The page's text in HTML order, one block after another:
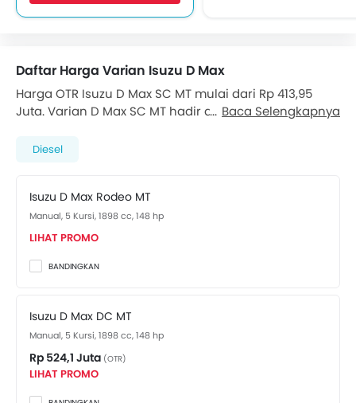
Adjustable Seats
Lapisan berbahan kain
Pengaturan Posisi Stir
Bottle Holder
Kantong Udara Pengemudi
Airbag Penumpang Depan
Pengingat Pemakaian Sabuk Pengaman
Crash Sensor
Pelindung Benturan Samping
Pelindung Benturan Depan
Tanki Bahan Bakar Diletakkan di Tengah
Follow Me Home Headlamps
Vehicle Stability Control
Anti Theft Device
Daftar Harga Varian Isuzu D Max
Harga OTR Isuzu D Max SC MT mulai dari Rp 413,95
Juta. Varian D Max SC MT hadir dengan mesin Diesel
148 hp dan torsi puncak 350 Nm . D Max SC MT
D Max. Harga di bawah:
Baca Selengkapnya
Diesel
Isuzu D Max Rodeo MT
Manual, 5 Kursi, 1898 cc, 148 hp
LIHAT PROMO
BANDINGKAN
Isuzu D Max DC MT
Manual, 5 Kursi, 1898 cc, 148 hp
Rp 524,1 Juta (OTR)
LIHAT PROMO